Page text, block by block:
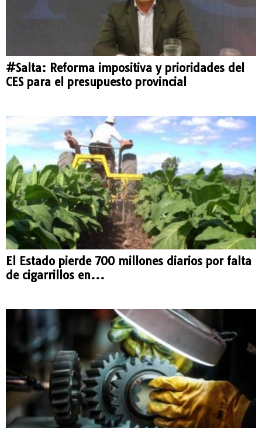
#Salta: Reforma impositiva y prioridades del
CES para el presupuesto provincial
El Estado pierde 700 millones diarios por falta
de cigarrillos en...